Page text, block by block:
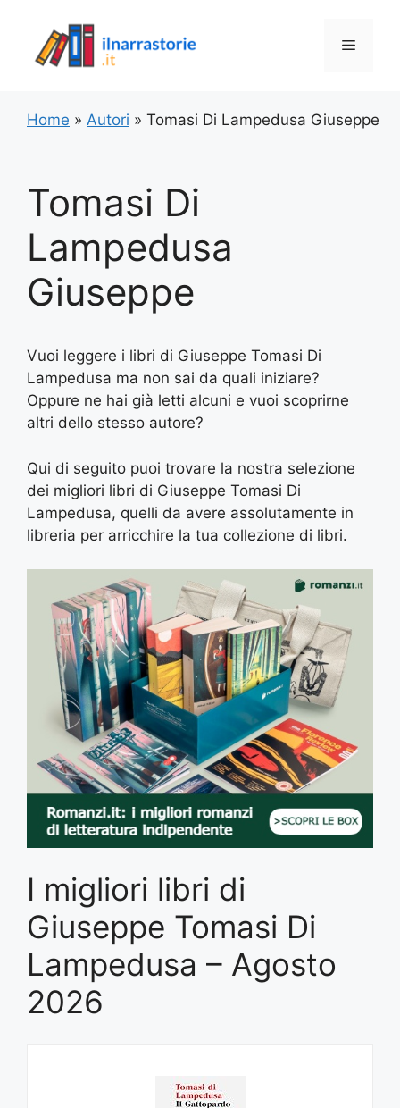
contenuto
Menu
Home » Autori » Tomasi Di Lampedusa Giuseppe
Tomasi Di
Lampedusa
Giuseppe
Vuoi leggere i libri di Giuseppe Tomasi Di
Lampedusa ma non sai da quali iniziare?
Oppure ne hai già letti alcuni e vuoi scoprirne
altri dello stesso autore?
Qui di seguito puoi trovare la nostra selezione
dei migliori libri di Giuseppe Tomasi Di
Lampedusa, quelli da avere assolutamente in
libreria per arricchire la tua collezione di libri.
I migliori libri di
Giuseppe Tomasi Di
Lampedusa – Agosto
2026